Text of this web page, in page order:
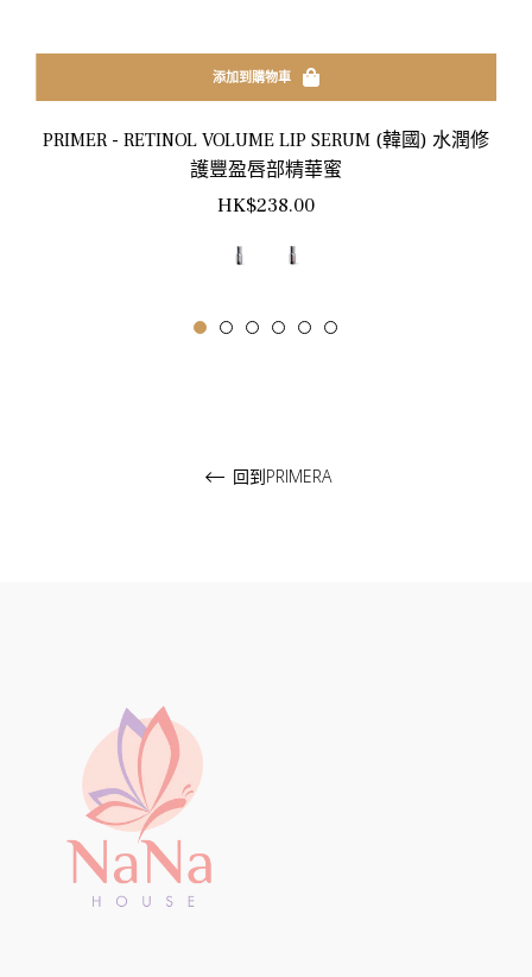
添加到購物車
PRIMER - RETINOL VOLUME LIP SERUM (韓國) 水潤修
護豐盈唇部精華蜜
正
HK$238.00
回到PRIMERA